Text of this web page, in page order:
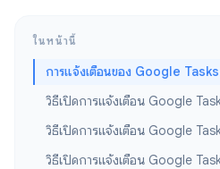
ในหน้านี้
การแจ้งเตือนของ Google Tasks
วิธีเปิดการแจ้งเตือน Google
วิธีเปิดการแจ้งเตือน Google
วิธีเปิดการแจ้งเตือน Google